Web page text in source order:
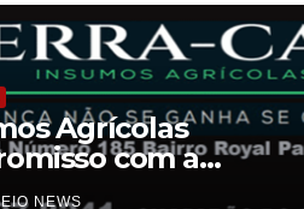
Agrícolas
com a
Castro PR
NEWS